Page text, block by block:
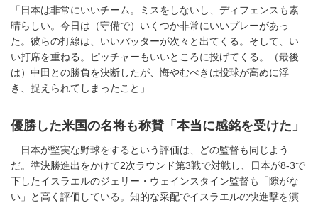
「日本は非常にいいチーム。ミスをしないし、ディフェンスも素
晴らしい。今日は（守備で）いくつか非常にいいプレーがあっ
た。彼らの打線は、いいバッターが次々と出てくる。そして、い
い打席を重ねる。ピッチャーもいいところに投げてくる。（最後
は）中田との勝負を決断したが、悔やむべきは投球が高めに浮
き、捉えられてしまったこと」
優勝した米国の名将も称賛「本当に感銘を受けた」
日本が堅実な野球をするという評価は、どの監督も同じよう
だ。準決勝進出をかけて2次ラウンド第3戦で対戦し、日本が8-3で
下したイスラエルのジェリー・ウェインスタイン監督も「隙がな
い」と高く評価している。知的な采配でイスラエルの快進撃を演